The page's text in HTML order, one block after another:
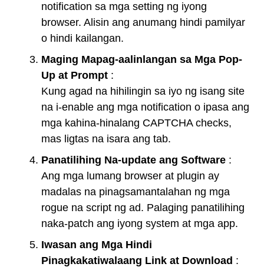
notification sa mga setting ng iyong
browser. Alisin ang anumang hindi pamilyar
o hindi kailangan.
Maging Mapag-aalinlangan sa Mga Pop-
Up at Prompt :
Kung agad na hihilingin sa iyo ng isang site
na i-enable ang mga notification o ipasa ang
mga kahina-hinalang CAPTCHA checks,
mas ligtas na isara ang tab.
Panatilihing Na-update ang Software :
Ang mga lumang browser at plugin ay
madalas na pinagsamantalahan ng mga
rogue na script ng ad. Palaging panatilihing
naka-patch ang iyong system at mga app.
Iwasan ang Mga Hindi
Pinagkakatiwalaang Link at Download :